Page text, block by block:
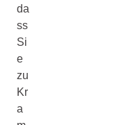
da
ss
Si
e
zu
Kr
a